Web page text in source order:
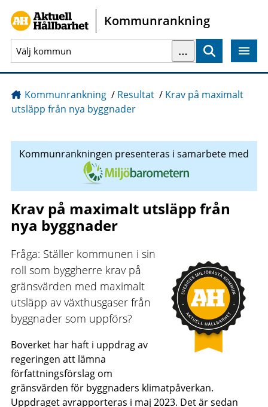
Gå direkt till sidans innehåll
Kommunrankning
…
Kommunrankning / Resultat / Krav på maximalt
utsläpp från nya byggnader
Kommunrankningen presenteras i samarbete med
Krav på maximalt utsläpp från
nya byggnader
Fråga: Ställer kommunen i sin
roll som byggherre krav på
gränsvärden med maximalt
utsläpp av växthusgaser från
byggnader som uppförs?
Boverket har haft i uppdrag av
regeringen att lämna
författningsförslag om
gränsvärden för byggnaders klimatpåverkan.
Uppdraget avrapporteras i maj 2023. Det är sedan